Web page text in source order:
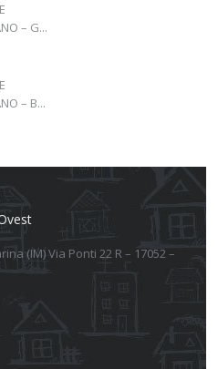
– G...
– B...
(IM) Via Ponti 22 R – 17052 –